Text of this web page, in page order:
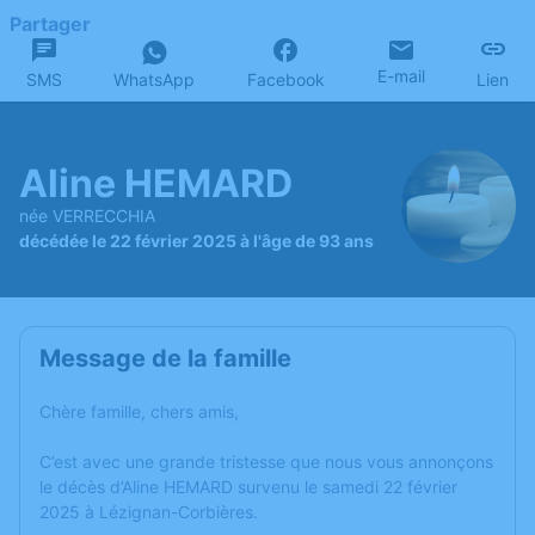
Partager
SMS WhatsApp Facebook E-mail Lien
Aline HEMARD
née VERRECCHIA
décédée le 22 février 2025 à l'âge de 93 ans
Message de la famille
Chère famille, chers amis,
C’est avec une grande tristesse que nous vous annonçons
le décès d’Aline HEMARD survenu le samedi 22 février
2025 à Lézignan-Corbières.